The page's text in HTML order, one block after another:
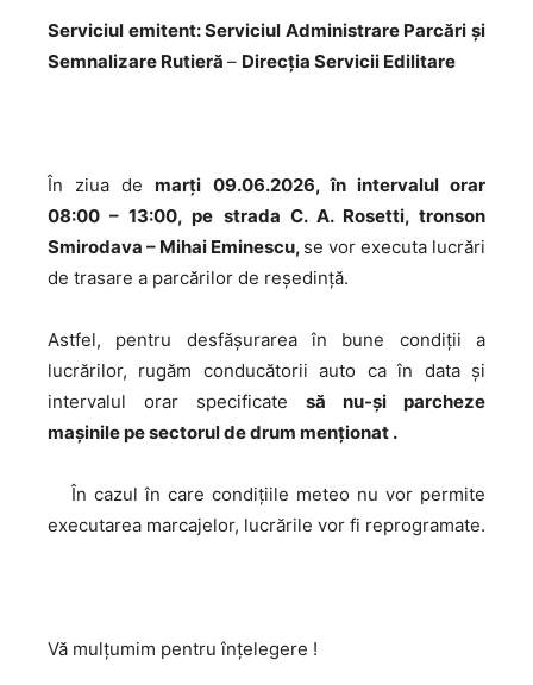
Serviciul emitent: Serviciul Administrare Parcări și
Semnalizare Rutieră – Direcția Servicii Edilitare
În ziua demarți 09.06.2026, în intervalul orar
08:00 – 13:00, pe strada C. A. Rosetti, tronson
Smirodava – Mihai Eminescu, se vor executa lucrări
de trasare a parcărilor de reședință.
Astfel, pentru desfășurarea în bune condiții a
lucrărilor, rugăm conducătorii auto ca în data și
intervalul orar specificate să nu-și parcheze
mașinile pe sectorul de drum menționat .
În cazul în care condițiile meteo nu vor permite
executarea marcajelor, lucrările vor fi reprogramate.
Vă mulțumim pentru înțelegere !